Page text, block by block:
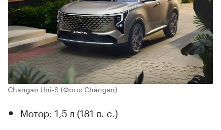
Changan Uni-S (Фото: Changan)
Мотор: 1,5 л (181 л. с.)